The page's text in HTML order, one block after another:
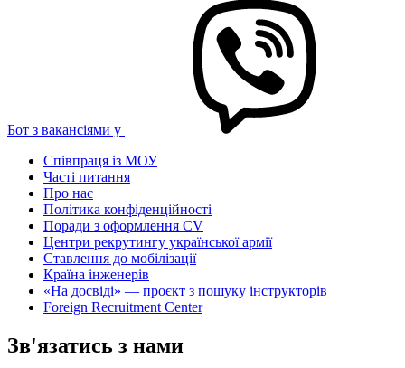
Бот з вакансіями у
Співпраця із МОУ
Часті питання
Про нас
Політика конфіденційності
Поради з оформлення CV
Центри рекрутингу української армії
Ставлення до мобілізації
Країна інженерів
«На досвіді» — проєкт з пошуку інструкторів
Foreign Recruitment Center
Зв'язатись з нами